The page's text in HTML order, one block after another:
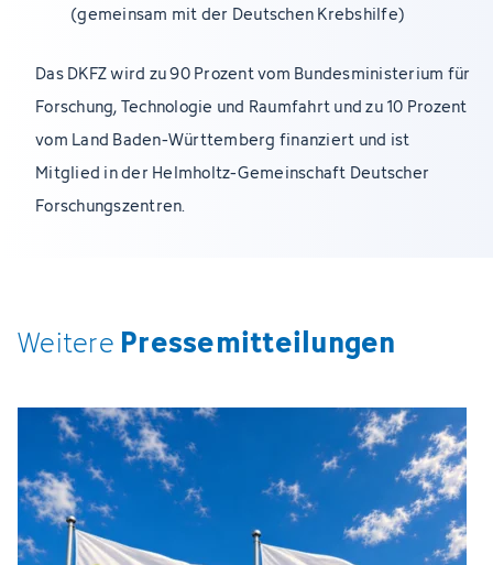
(gemeinsam mit der Deutschen Krebshilfe)
Das DKFZ wird zu 90 Prozent vom Bundesministerium für
Forschung, Technologie und Raumfahrt und zu 10 Prozent
vom Land Baden-Württemberg finanziert und ist
Mitglied in der Helmholtz-Gemeinschaft Deutscher
Forschungszentren.
Weitere Pressemitteilungen